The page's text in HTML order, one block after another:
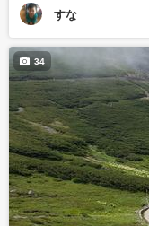
すな
34